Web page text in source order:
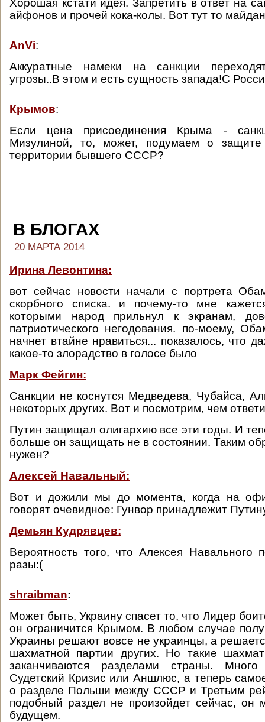
Хорошая кстати идея. Запретить в ответ на
айфонов и прочей кока-колы. Вот тут то
AnVi:
Аккуратные намеки на санкции
угрозы..В этом и есть сущность запада!С
Крымов:
Если цена присоединения Крыма -
Мизулиной, то, может, подумаем о
территории бывшего СССР?
В БЛОГАХ
20 МАРТА 2014
Ирина Левонтина:
вот сейчас новости начали с портрета
скорбного списка. и почему-то мне
которыми народ прильнул к экранам,
патриотического негодования. по-моему,
начнет втайне нравиться... показалось, что
какое-то злорадство в голосе было
Марк Фейгин:
Санкции не коснутся Медведева, Чубайса,
некоторых других. Вот и посмотрим, чем
Путин защищал олигархию все эти годы. И
больше он защищать не в состоянии. Таким
нужен?
Алексей Навальный:
Вот и дожили мы до момента, когда на
говорят очевидное: Гунвор принадлежит
Демьян Кудрявцев:
Вероятность того, что Алексея Навального
разы:(
shraibman:
Может быть, Украину спасет то, что Лидер
он ограничится Крымом. В любом случае
Украины решают вовсе не украинцы, а
шахматной партии других. Но такие
заканчиваются разделами страны.
Судетский Кризис или Аншлюс, а теперь
о разделе Польши между СССР и Третьим
подобный раздел не произойдет сейчас, он
будущем.